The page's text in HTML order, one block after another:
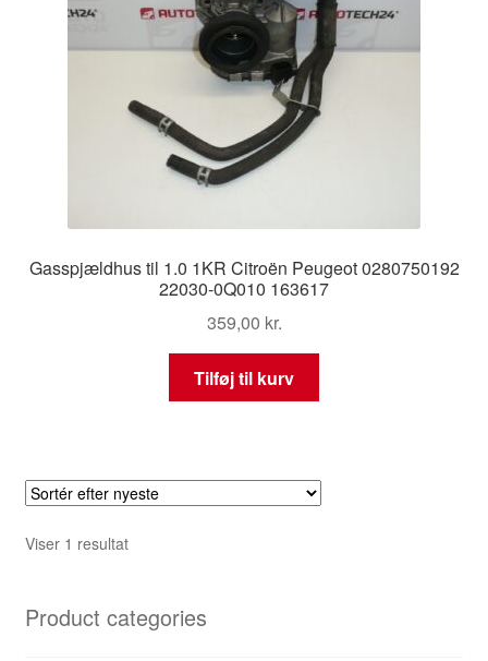
Gasspjældhus til 1.0 1KR Citroën Peugeot 0280750192
22030-0Q010 163617
359,00 kr.
Tilføj til kurv
Viser 1 resultat
Product categories